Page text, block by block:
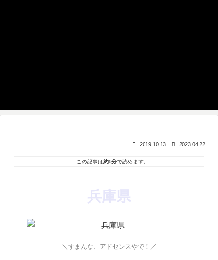
2019.10.13 2023.04.22
この記事は約1分で読めます。
兵庫県
＼すまんな、アドセンスやで！／